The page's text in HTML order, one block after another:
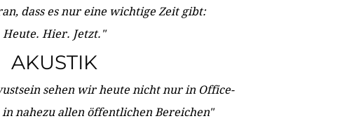
dass es nur eine wichtige Zeit gibt:
Heute. Hier. Jetzt."
AKUSTIK
sehen wir heute nicht nur in Office-
nahezu allen öffentlichen Bereichen"